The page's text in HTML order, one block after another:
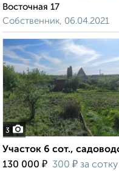
Восточная 17
Собственник, 06.04.2021
3
Участок 6 сот.,
130 000 ₽ 300 ₽ за сотку